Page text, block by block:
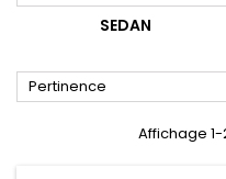
SEDAN
Pertinence
Affichage